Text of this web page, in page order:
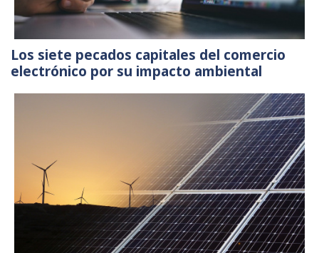
Los siete pecados capitales del comercio
electrónico por su impacto ambiental